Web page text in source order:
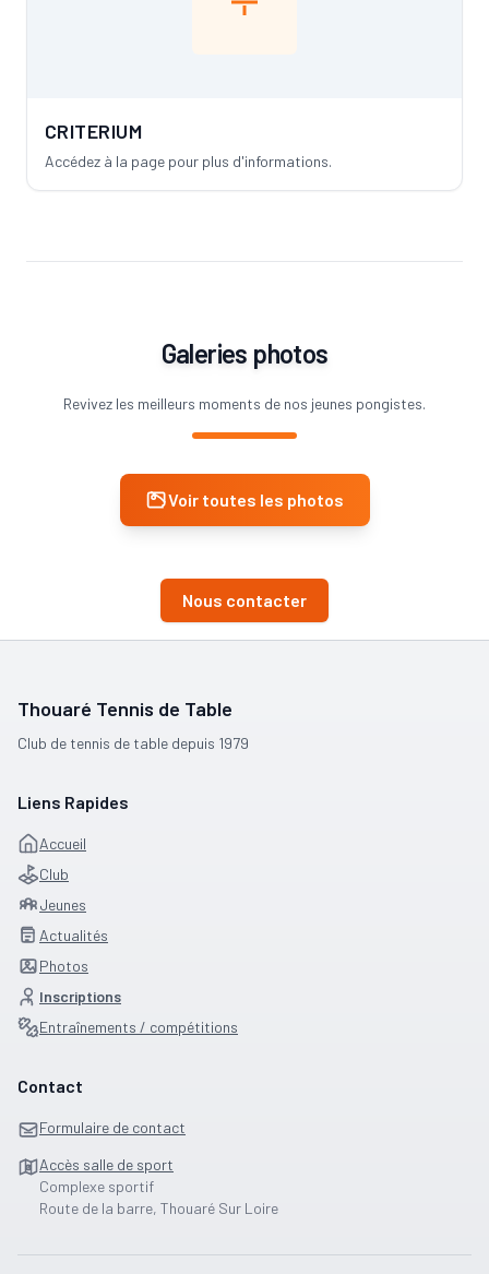
CRITERIUM
Accédez à la page pour plus d'informations.
Galeries photos
Revivez les meilleurs moments de nos jeunes pongistes.
Voir toutes les photos
Nous contacter
Thouaré Tennis de Table
Club de tennis de table depuis 1979
Liens Rapides
Accueil
Club
Jeunes
Actualités
Photos
Inscriptions
Entraînements / compétitions
Contact
Formulaire de contact
Accès salle de sport
Complexe sportif
Route de la barre, Thouaré Sur Loire